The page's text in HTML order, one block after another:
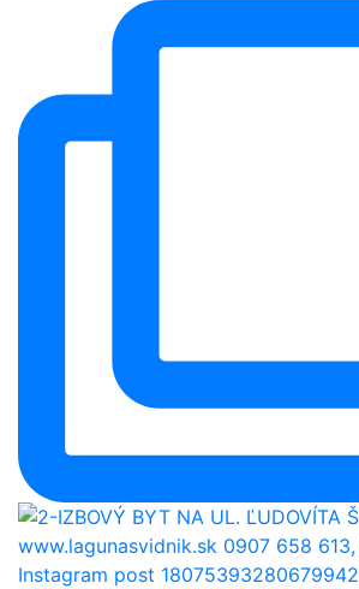
Instagram post 18075393280679942